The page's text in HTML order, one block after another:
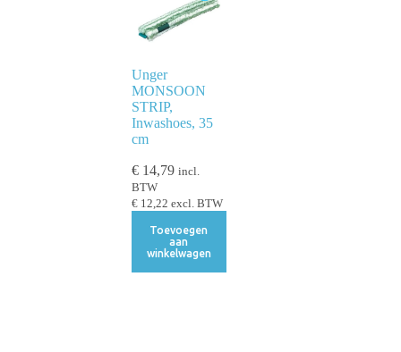
Unger
MONSOON
STRIP,
Inwashoes, 35
cm
€14,79 incl.
BTW
€12,22 excl. BTW
Toevoegen
aan
winkelwagen